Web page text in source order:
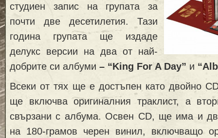
студиен запис на групата за
почти две десетилетия. Тази
година групата ще издаде
делукс версии на два от най-
добрите си албуми – “King For A Day” и
Всеки от тях ще е достъпен като двойно
ще включва оригиналния траклист, а
свързани с албума. Освен CD, ще има и
на 180-грамов черен винил, включващо